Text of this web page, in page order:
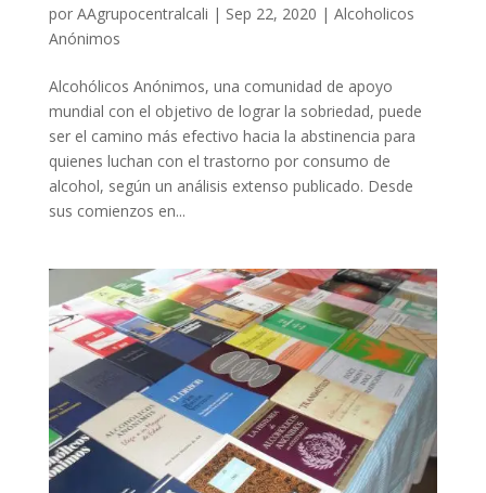
por AAgrupocentralcali | Sep 22, 2020 | Alcoholicos
Anónimos
Alcohólicos Anónimos, una comunidad de apoyo
mundial con el objetivo de lograr la sobriedad, puede
ser el camino más efectivo hacia la abstinencia para
quienes luchan con el trastorno por consumo de
alcohol, según un análisis extenso publicado. Desde
sus comienzos en...